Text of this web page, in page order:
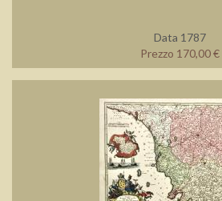
Data 1787
Prezzo 170,00 €